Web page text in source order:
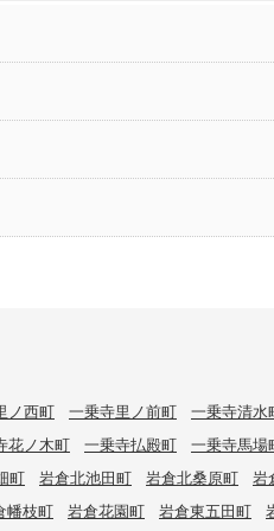
ノ西町 一乗寺里ノ前町 一乗寺清水
花ノ木町 一乗寺払殿町 一乗寺馬場
町 岩倉北池田町 岩倉北桑原町
岩
幡枝町 岩倉花園町 岩倉東五田町